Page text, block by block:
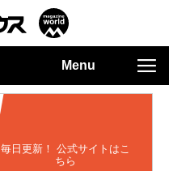
Menu
毎日更新！ 公式サイトはこ
ちら